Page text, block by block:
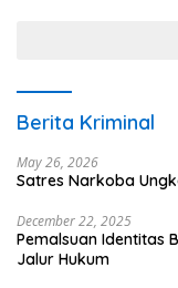
Berita Kriminal
May 26, 2026
Satres Narkoba
December 22, 2025
Pemalsuan Identitas
Jalur Hukum